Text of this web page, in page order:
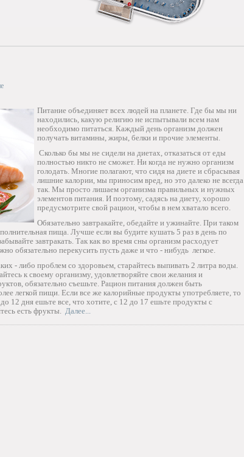
Питание объединяет всех людей на планете. Где бы мы ни
находились, какую религию не испытывали всем нам
необходимо питаться. Каждый день организм должен
получать витамины, жиры, белки и прочие элементы.
Сколько бы мы не сидели на диетах, отказаться от еды
полностью никто не сможет. Ни когда не нужно организм
голодать. Многие полагают, что сидя на диете и сбрасывая
лишние калории, мы приносим вред, но это далеко не всегда
так. Мы просто лишаем организма правильных и нужных
элементов питания. И поэтому, садясь на диету, хорошо
предусмотрите свой рацион, чтобы в нем хватало всего.
Обязательно завтракайте, обедайте и ужинайте. При таком
пища. Лучше если вы будите кушать 5 раз в день по
завтракать. Так как во время сны организм расходует
обязательно перекусить пусть даже и что - нибудь легкое.
- либо проблем со здоровьем, старайтесь выпивать 2 литра воды.
к своему организму, удовлетворяйте свои желания и
обязательно съешьте. Рацион питания должен быть
легкой пищи. Если все же калорийные продукты употребляете, то
12 дня ешьте все, что хотите, с 12 до 17 ешьте продукты с
есть фрукты. Далее...